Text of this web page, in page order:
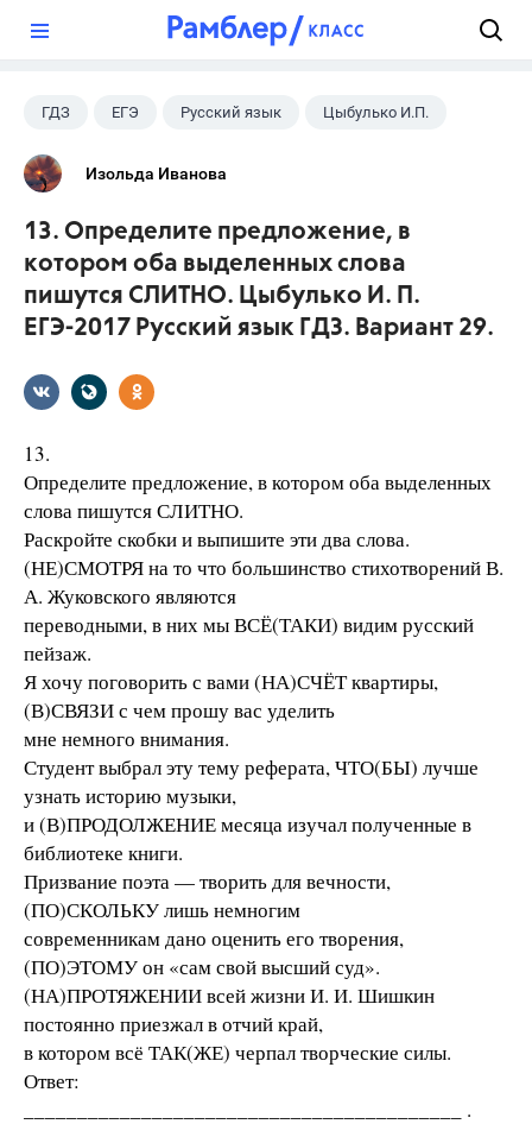
ГДЗ ЕГЭ Русский язык Цыбулько И.П.
Изольда Иванова
13. Определите предложение, в
котором оба выделенных слова
пишутся СЛИТНО. Цыбулько И. П.
ЕГЭ-2017 Русский язык ГДЗ. Вариант 29.
13.
Определите предложение, в котором оба выделенных
слова пишутся СЛИТНО.
Раскройте скобки и выпишите эти два слова.
(НЕ)СМОТРЯ на то что большинство стихотворений В.
А. Жуковского являются
переводными, в них мы ВСЁ(ТАКИ) видим русский
пейзаж.
Я хочу поговорить с вами (НА)СЧЁТ квартиры,
(В)СВЯЗИ с чем прошу вас уделить
мне немного внимания.
Студент выбрал эту тему реферата, ЧТО(БЫ) лучше
узнать историю музыки,
и (В)ПРОДОЛЖЕНИЕ месяца изучал полученные в
библиотеке книги.
Призвание поэта — творить для вечности,
(ПО)СКОЛЬКУ лишь немногим
современникам дано оценить его творения,
(ПО)ЭТОМУ он «сам свой высший суд».
(НА)ПРОТЯЖЕНИИ всей жизни И. И. Шишкин
постоянно приезжал в отчий край,
в котором всё ТАК(ЖЕ) черпал творческие силы.
Ответ:
_________________________________________ .